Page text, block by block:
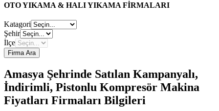
OTO YIKAMA & HALI YIKAMA FİRMALARI
Katagori
Şehir
İlçe
Firma Ara
Amasya Şehrinde Satılan Kampanyalı,
İndirimli, Pistonlu Kompresör Makina
Fiyatları Firmaları Bilgileri